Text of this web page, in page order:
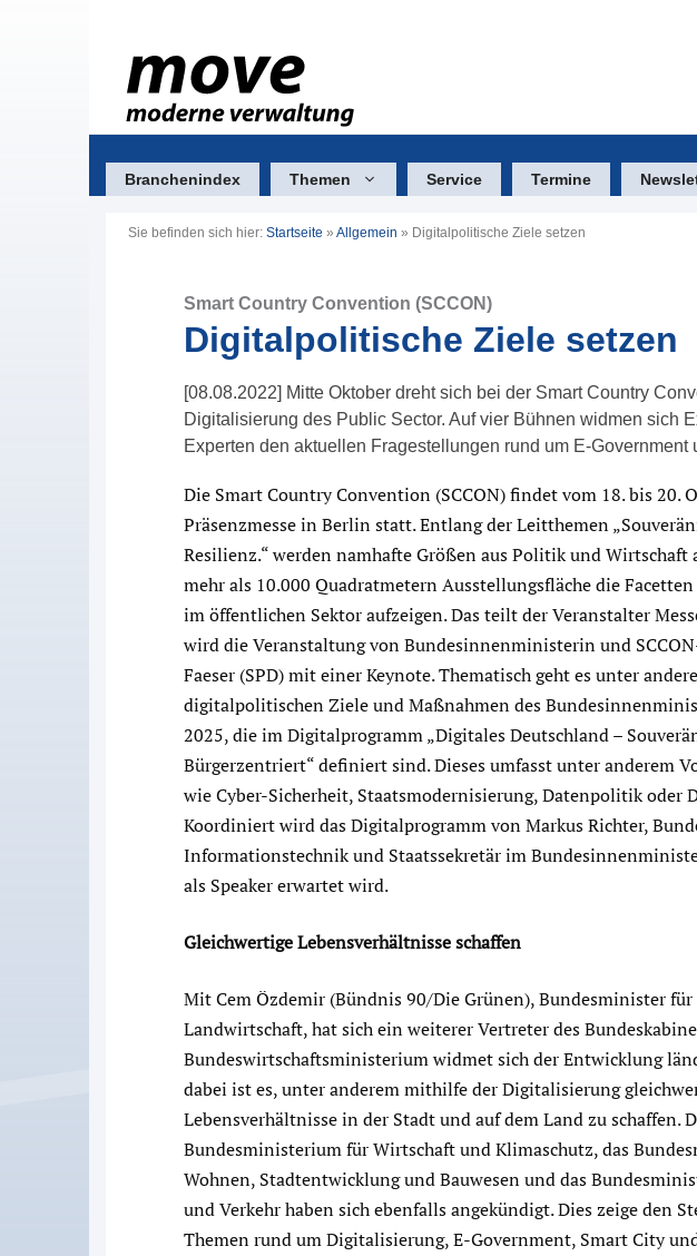
Branchenindex Themen Service Termine
Sie befinden sich hier: Startseite » Allgemein » Digitalpolitische Ziele setzen
Smart Country Convention (SCCON)
Digitalpolitische Ziele setzen
[08.08.2022] Mitte Oktober dreht sich bei der Smart Country
Digitalisierung des Public Sector. Auf vier Bühnen widmen sich
Experten den aktuellen Fragestellungen rund um E-Government
Die Smart Country Convention (SCCON) findet vom 18. bis 20.
Präsenzmesse in Berlin statt. Entlang der Leitthemen
Resilienz.“ werden namhafte Größen aus Politik und Wirtschaft
mehr als 10.000 Quadratmetern Ausstellungsfläche die
im öffentlichen Sektor aufzeigen. Das teilt der Veranstalter
wird die Veranstaltung von Bundesinnenministerin und
Faeser (SPD) mit einer Keynote. Thematisch geht es unter
digitalpolitischen Ziele und Maßnahmen des
2025, die im Digitalprogramm „Digitales Deutschland –
Bürgerzentriert“ definiert sind. Dieses umfasst unter anderem
wie Cyber-Sicherheit, Staatsmodernisierung, Datenpolitik oder
Koordiniert wird das Digitalprogramm von Markus Richter,
Informationstechnik und Staatssekretär im
als Speaker erwartet wird.
Gleichwertige Lebensverhältnisse schaffen
Mit Cem Özdemir (Bündnis 90/Die Grünen), Bundesminister
Landwirtschaft, hat sich ein weiterer Vertreter des
Bundeswirtschaftsministerium widmet sich der Entwicklung
dabei ist es, unter anderem mithilfe der Digitalisierung
Lebensverhältnisse in der Stadt und auf dem Land zu schaffen.
Bundesministerium für Wirtschaft und Klimaschutz, das
Wohnen, Stadtentwicklung und Bauwesen und das
und Verkehr haben sich ebenfalls angekündigt. Dies zeige den
Themen rund um Digitalisierung, E-Government, Smart City